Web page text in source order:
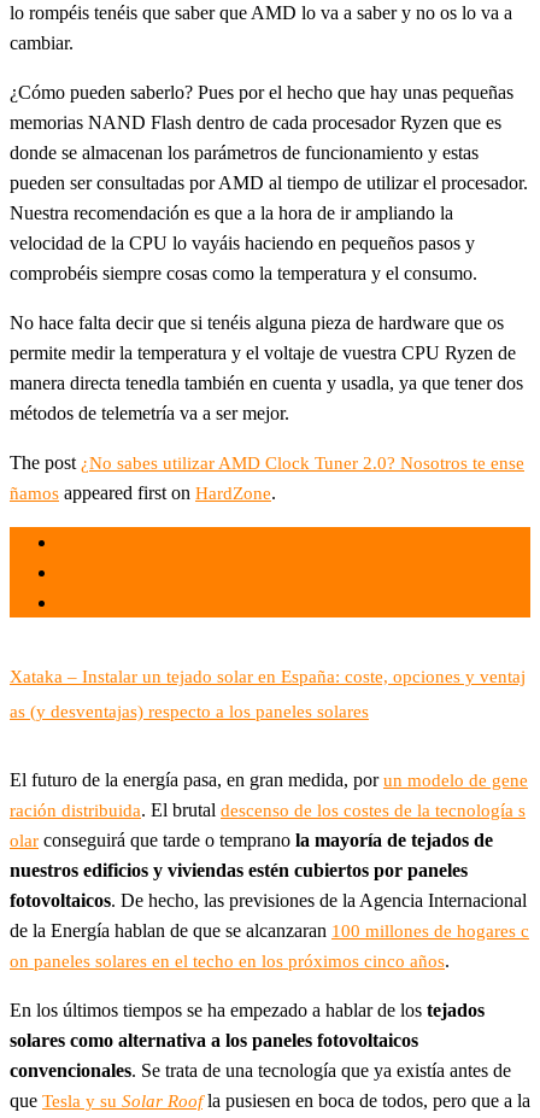
lo rompéis tenéis que saber que AMD lo va a saber y no os lo va a
cambiar.
¿Cómo pueden saberlo? Pues por el hecho que hay unas pequeñas
memorias NAND Flash dentro de cada procesador Ryzen que es
donde se almacenan los parámetros de funcionamiento y estas
pueden ser consultadas por AMD al tiempo de utilizar el procesador.
Nuestra recomendación es que a la hora de ir ampliando la
velocidad de la CPU lo vayáis haciendo en pequeños pasos y
comprobéis siempre cosas como la temperatura y el consumo.
No hace falta decir que si tenéis alguna pieza de hardware que os
permite medir la temperatura y el voltaje de vuestra CPU Ryzen de
manera directa tenedla también en cuenta y usadla, ya que tener dos
métodos de telemetría va a ser mejor.
The post ¿No sabes utilizar AMD Clock Tuner 2.0? Nosotros te ense
ñamos appeared first on HardZone.
Xataka – Instalar un tejado solar en España: coste, opciones y ventaj
as (y desventajas) respecto a los paneles solares
El futuro de la energía pasa, en gran medida, porun modelo de gene
ración distribuida. El brutal descenso de los costes de la tecnología s
olar conseguirá que tarde o temprano la mayoría de tejados de
nuestros edificios y viviendas estén cubiertos por paneles
fotovoltaicos. De hecho, las previsiones de la Agencia Internacional
de la Energía hablan de que se alcanzaran 100 millones de hogares c
on paneles solares en el techo en los próximos cinco años.
En los últimos tiempos se ha empezado a hablar de los tejados
solares como alternativa a los paneles fotovoltaicos
convencionales. Se trata de una tecnología que ya existía antes de
que Tesla y su Solar Roofla pusiesen en boca de todos, pero que a la